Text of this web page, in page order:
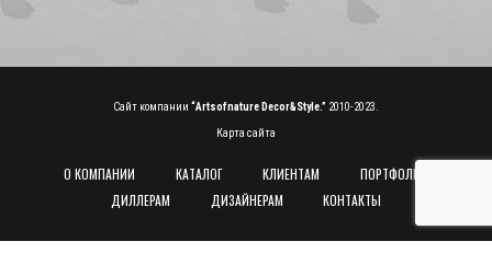
Сайт компании “Artsofnature Decor&Style.” 2010-2023.
Карта сайта
О КОМПАНИИ КАТАЛОГ КЛИЕНТАМ
ПОРТФОЛИО
ДИЛЛЕРАМ
ДИЗАЙНЕРАМ КОНТАКТЫ